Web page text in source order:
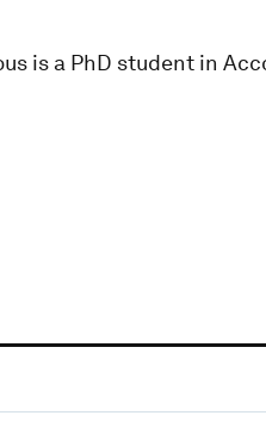
is a PhD student in